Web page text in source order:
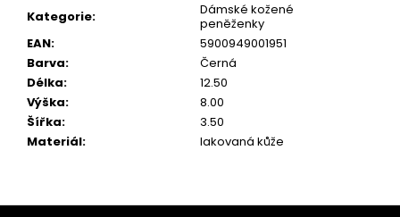
Kategorie:
Dámské kožené
peněženky
EAN:
5900949001951
Barva:
Černá
Délka:
12.50
Výška:
8.00
Šířka:
3.50
Materiál: lakovaná kůže